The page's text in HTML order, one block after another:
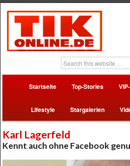
Startseite Top-Stories
Lifestyle Stargalerien
Karl Lagerfeld
Kennt auch ohne Facebook